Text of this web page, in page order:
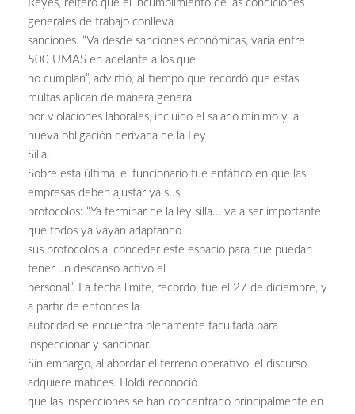
Reyes, reiteró que el incumplimiento de las condiciones
generales de trabajo conlleva
sanciones. “Va desde sanciones económicas, varía entre
500 UMAS en adelante a los que
no cumplan”, advirtió, al tiempo que recordó que estas
multas aplican de manera general
por violaciones laborales, incluido el salario mínimo y la
nueva obligación derivada de la Ley
Silla.
Sobre esta última, el funcionario fue enfático en que las
empresas deben ajustar ya sus
protocolos: “Ya terminar de la ley silla… va a ser importante
que todos ya vayan adaptando
sus protocolos al conceder este espacio para que puedan
tener un descanso activo el
personal”. La fecha límite, recordó, fue el 27 de diciembre, y
a partir de entonces la
autoridad se encuentra plenamente facultada para
inspeccionar y sancionar.
Sin embargo, al abordar el terreno operativo, el discurso
adquiere matices. Illoldi reconoció
que las inspecciones se han concentrado principalmente en